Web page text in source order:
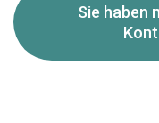
Sie haben